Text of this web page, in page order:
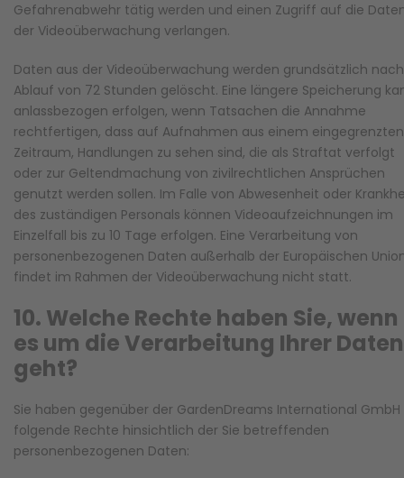
Gefahrenabwehr tätig werden und einen Zugriff auf die
der Videoüberwachung verlangen.
Daten aus der Videoüberwachung werden grundsätzlich nach
Ablauf von 72 Stunden gelöscht. Eine längere Speicherung
anlassbezogen erfolgen, wenn Tatsachen die Annahme
rechtfertigen, dass auf Aufnahmen aus einem eingegrenzten
Zeitraum, Handlungen zu sehen sind, die als Straftat verfolgt
oder zur Geltendmachung von zivilrechtlichen Ansprüchen
genutzt werden sollen. Im Falle von Abwesenheit oder
des zuständigen Personals können Videoaufzeichnungen im
Einzelfall bis zu 10 Tage erfolgen. Eine Verarbeitung von
personenbezogenen Daten außerhalb der Europäischen
findet im Rahmen der Videoüberwachung nicht statt.
10. Welche Rechte haben Sie, wenn
es um die Verarbeitung Ihrer Daten
geht?
Sie haben gegenüber der GardenDreams International GmbH
folgende Rechte hinsichtlich der Sie betreffenden
personenbezogenen Daten: